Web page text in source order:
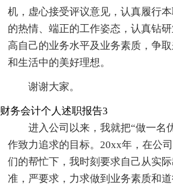
机，虚心接受评议意见，认真履行
的热情、端正的工作姿态，认真钻
高自己的业务水平及业务素质，争
和生活中的美好理想。
谢谢大家。
财务会计个人述职报告3
进入公司以来，我就把“做一名
作致力追求的目标。20xx年，在公
们的帮忙下，我时刻要求自己从实
准，严要求，力求做到业务素质和